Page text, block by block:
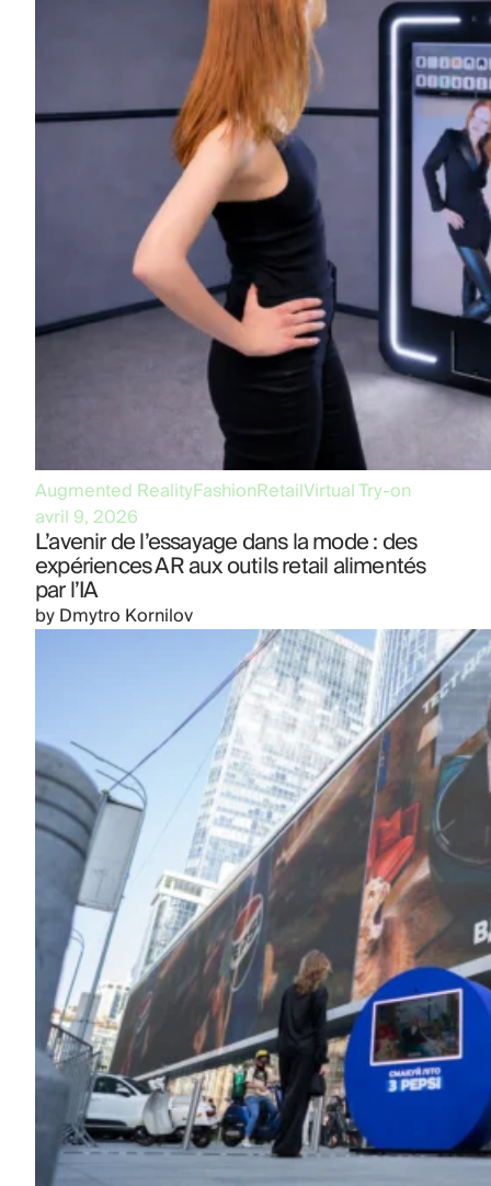
Augmented RealityFashionRetailVirtual Try-on
avril 9, 2026
L’avenir de l’essayage dans la mode : des
expériences AR aux outils retail alimentés
par l’IA
byDmytro Kornilov